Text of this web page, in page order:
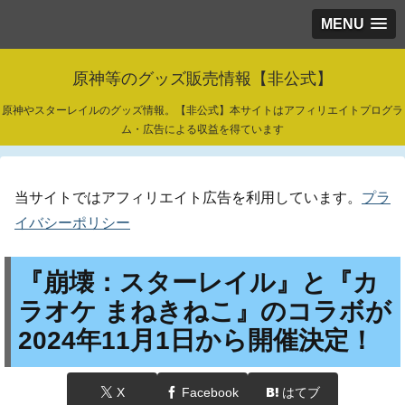
MENU
原神等のグッズ販売情報【非公式】
原神やスターレイルのグッズ情報。【非公式】本サイトはアフィリエイトプログラ
ム・広告による収益を得ています
当サイトではアフィリエイト広告を利用しています。 プラ
イバシーポリシー
『崩壊：スターレイル』と『カ
ラオケ まねきねこ』のコラボが
2024年11月1日から開催決定！
X Facebook はてブ